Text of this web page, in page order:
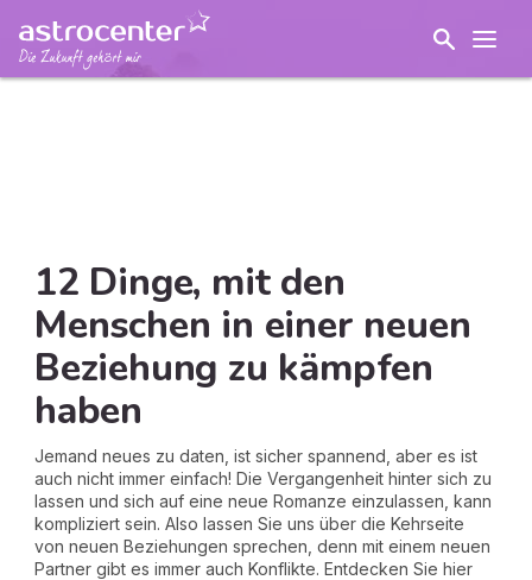
12 Dinge, mit den
Menschen in einer neuen
Beziehung zu kämpfen
haben
Jemand neues zu daten, ist sicher spannend, aber es ist
auch nicht immer einfach! Die Vergangenheit hinter sich zu
lassen und sich auf eine neue Romanze einzulassen, kann
kompliziert sein. Also lassen Sie uns über die Kehrseite
von neuen Beziehungen sprechen, denn mit einem neuen
Partner gibt es immer auch Konflikte. Entdecken Sie hier